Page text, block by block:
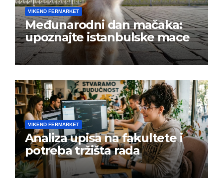
VIKEND FERMARKET
Međunarodni dan mačaka:
upoznajte istanbulske mace
VIKEND FERMARKET
Analiza upisa na fakultete i
potreba tržišta rada